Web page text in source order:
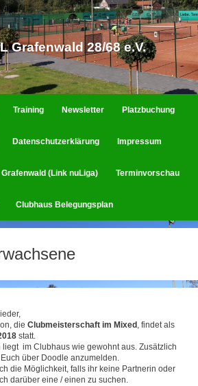
Grafenwald 28/68 e.V.
Training Newsletter Platzbuchung
Datenschutzerklärung Impressum
(Link nuLiga) Terminvorschau
Clubhaus Belegungsplan
die Clubmeisterschaft im Mixed , findet als
statt.
liegt im Clubhaus wie gewohnt aus. Zusätzlich
über Doodle anzumelden.
die Möglichkeit, falls ihr keine Partnerin oder
darüber eine / einen zu suchen.